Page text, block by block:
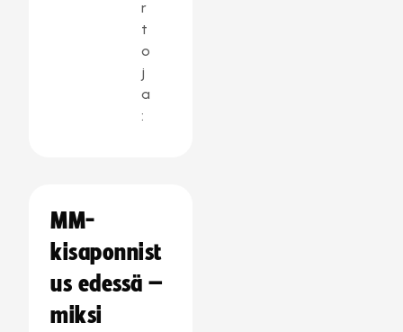
r
t
o
j
a
:
MM-
kisaponnist
us edessä –
miksi